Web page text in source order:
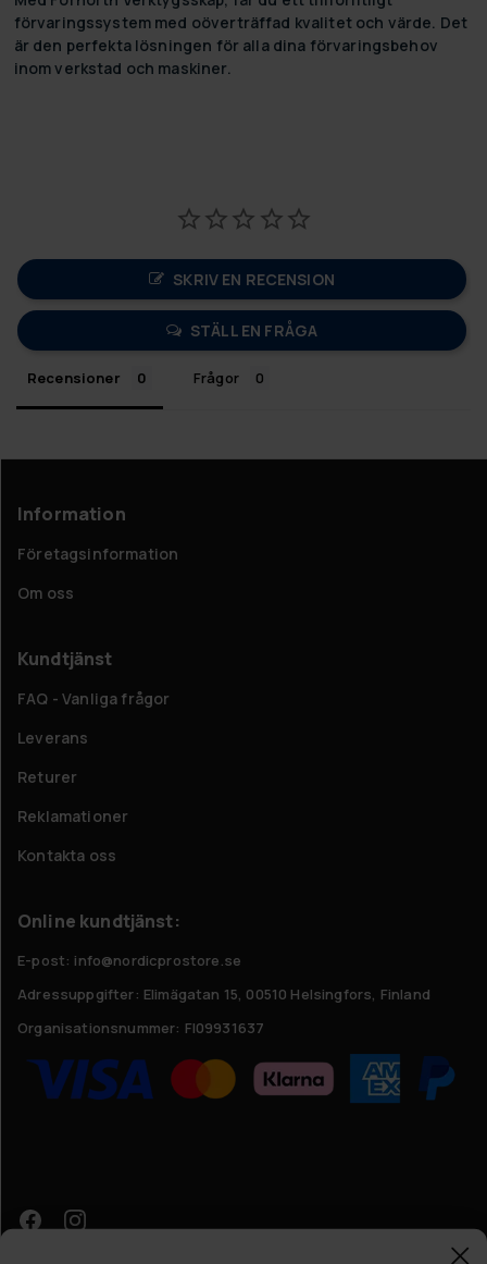
förvaringssystem med oöverträffad kvalitet och värde. Det
är den perfekta lösningen för alla dina förvaringsbehov
inom verkstad och maskiner.
SKRIV EN RECENSION
STÄLL EN FRÅGA
Recensioner Frågor
Information
Företagsinformation
Om oss
Kundtjänst
FAQ - Vanliga frågor
Leverans
Returer
Reklamationer
Kontakta oss
Online kundtjänst:
E-post: info@nordicprostore.se
Adressuppgifter: Elimägatan 15, 00510 Helsingfors, Finland
Organisationsnummer: FI09931637